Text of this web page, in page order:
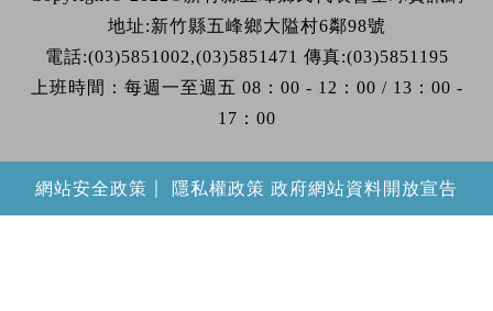
地址:新竹縣五峰鄉大隘村6鄰98號
電話:(03)5851002,(03)5851471 傳真:(03)5851195
上班時間：每週一至週五 08：00 - 12：00 / 13：00 -
17：00
網站安全政策 隱私權政策 政府網站資料開放宣告